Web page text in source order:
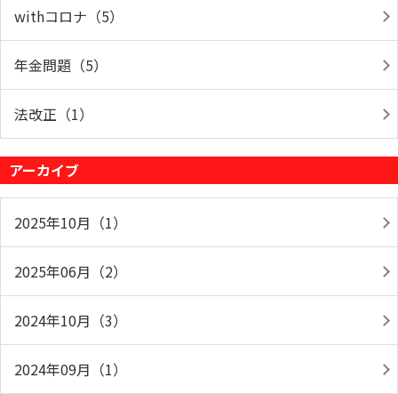
withコロナ（5）
年金問題（5）
法改正（1）
アーカイブ
2025年10月（1）
2025年06月（2）
2024年10月（3）
2024年09月（1）